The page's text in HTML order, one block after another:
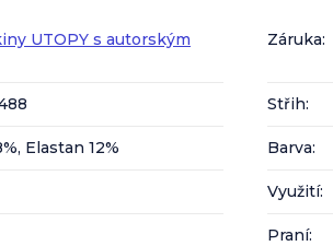
UTOPY s autorským Záruka:
Střih:
Elastan 12% Barva:
Využití:
Praní: